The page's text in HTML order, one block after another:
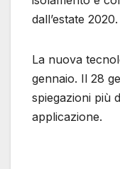
dall’estate 2020.
La nuova
gennaio. Il 28
spiegazioni più
applicazione.